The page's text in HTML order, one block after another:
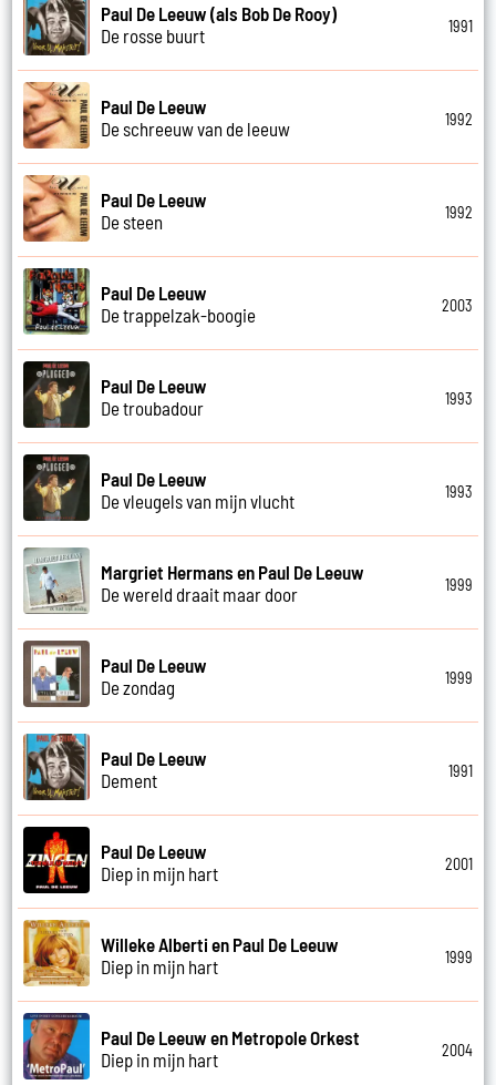
Paul De Leeuw (als Bob De Rooy)
De rosse buurt
1991
Paul De Leeuw
De schreeuw van de leeuw
1992
Paul De Leeuw
De steen
1992
Paul De Leeuw
De trappelzak-boogie
2003
Paul De Leeuw
De troubadour
1993
Paul De Leeuw
De vleugels van mijn vlucht
1993
Margriet Hermans en Paul De Leeuw
De wereld draait maar door
1999
Paul De Leeuw
De zondag
1999
Paul De Leeuw
Dement
1991
Paul De Leeuw
Diep in mijn hart
2001
Willeke Alberti en Paul De Leeuw
Diep in mijn hart
1999
Paul De Leeuw en Metropole Orkest
Diep in mijn hart
2004